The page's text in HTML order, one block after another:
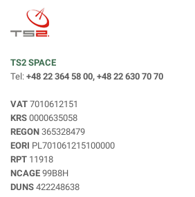
TS2 SPACE
Tel: +48 22 364 58 00, +48 22 630 70 70
VAT 7010612151
KRS 0000635058
REGON 365328479
EORI PL701061215100000
RPT 11918
NCAGE 99B8H
DUNS 422248638